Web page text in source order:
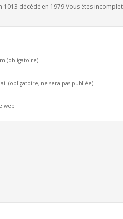
1013 décédé en 1979.Vous êtes incomplet
(obligatoire)
(obligatoire, ne sera pas publiée)
web